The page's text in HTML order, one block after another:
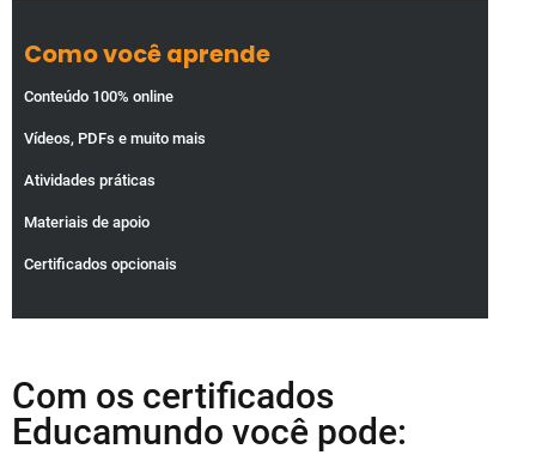
Como você aprende
Conteúdo 100% online
Vídeos, PDFs e muito mais
Atividades práticas
Materiais de apoio
Certificados opcionais
Com os certificados
Educamundo você pode: